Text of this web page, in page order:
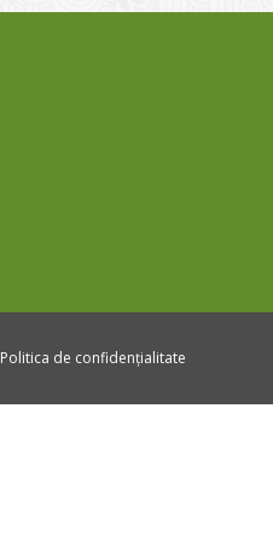
Politica de confidențialitate